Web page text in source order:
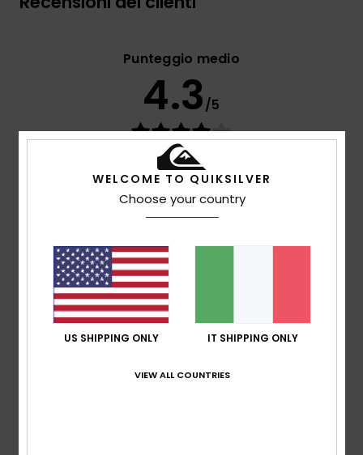
Punteggio medio
4.3/5
3 recensioni verificate
Il 67% dei nostri clienti consiglia questo prodotto
Comfort
Rapporto qualità-prezzo
Taglia
Materiale
WELCOME TO QUIKSILVER
Choose your country
US SHIPPING ONLY IT SHIPPING ONLY
VIEW ALL COUNTRIES